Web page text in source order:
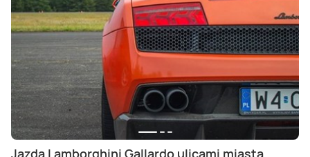
Jazda Lamborghini Gallardo ulicami miasta